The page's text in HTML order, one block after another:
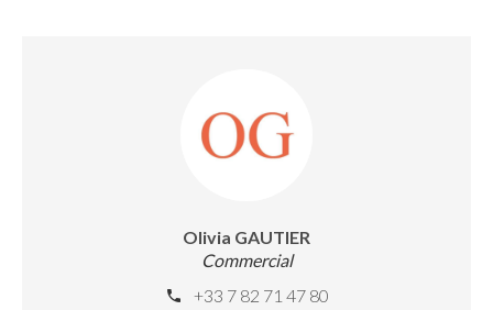
Olivia GAUTIER
Commercial
+33 7 82 71 47 80